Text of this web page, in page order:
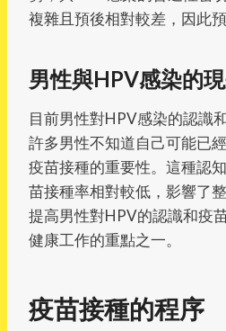
複雜且預後相對較差，因此
男性與HPV感染的
目前男性對HPV感染的認識
許多男性不知道自己可能已
疫苗接種的重要性。這種認
苗接種率相對較低，影響了
提高男性對HPV的認識和疫
健康工作的重點之一。
疫苗接種的程序